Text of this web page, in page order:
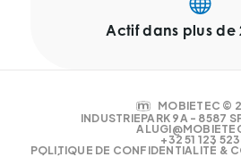
Actif dans plus de
MOBIETEC ©
INDUSTRIEPARK 9A - 8587
+32 51 123 523
POLITIQUE DE CONFIDENTIALITÉ &